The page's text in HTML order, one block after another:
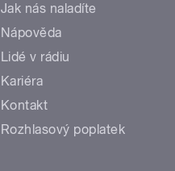
Jak nás naladíte
Nápověda
Lidé v rádiu
Kariéra
Kontakt
Rozhlasový poplatek